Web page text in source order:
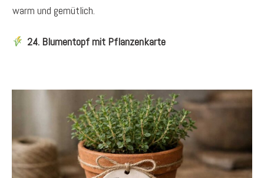
warm und gemütlich.
24. Blumentopf mit Pflanzenkarte